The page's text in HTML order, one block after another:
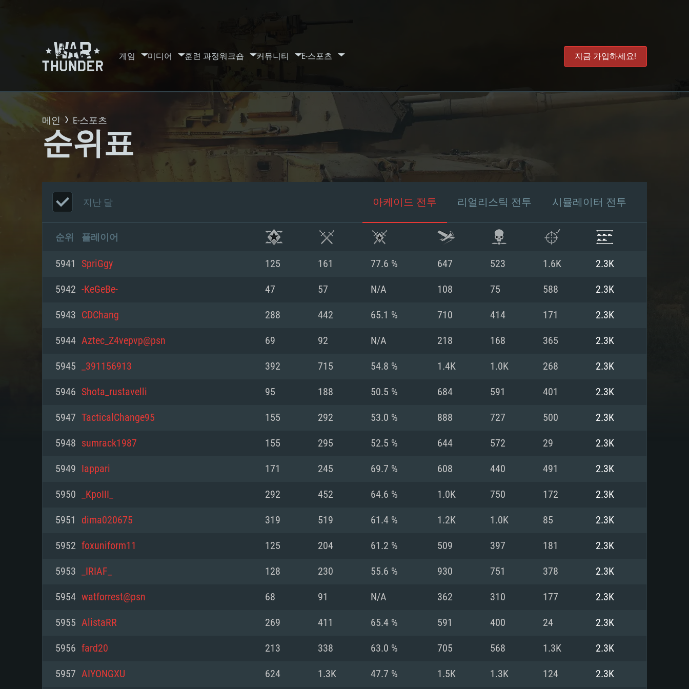
게임 미디어 훈련 과정워크숍 커뮤니티 E-스포츠 지금 가입하세요!
시스템 요구사항
MAC Linux
최소사양
운영체제: Windows 10 (64 bit)
프로세서: 2.2 GHz 듀얼코어 이상
메모리: 4GB
그래픽 카드: DirectX 11 이상을 지원하는 AMD
해상도: 720p
네트워크: 브로드밴드 인터넷
권장 사양
운영체제: Windows 10/11 (64 bit)
프로세서: Intel Core i5 또는 Ryzen 5 3600 이상
메모리: 16 GB 이상
그래픽 카드: DirectX 11 이상을 지원하는 Nvidia
최소사양
운영체제: Mac OS Big Sur 11.0
프로세서: 최소 2.2 GHz의 Core i5 (Intel Xeon 은 지
(Mac), 혹은 이와 비슷한 성능을 가지는 Mac 버전
의 AMD/Nvidia. 최소 해상도: 720p
권장 사양
운영체제: Mac OS Big Sur 11.0
프로세서: Core i7 (Intel Xeon 은 지원하지 않습니
네트워크: 브로드밴드 인터넷
최소사양
운영체제: 64bit Linux 중 최신 버전
프로세서: 2.4 GHz 듀얼코어
메모리: 4 GB
그래픽 카드: Vulkan 을 지원하고, 최신 그래픽 드라
와 동급의 성능을 가지며 최신 그래픽 드라이버를
지원하는 AMD (6개월 미만; 최소사양 지원 해상도
권장 사양
운영체제: Ubuntu 20.04 64bit
프로세서: Intel Core i7
메모리: 16 GB
그래픽 카드: Vulkan 을 지원하고, 최신 그래픽 드라
와 동급의 성능을 가지며 최신 그래픽 드라이버를
지원하는 AMD RX 570 (6개월 미만; 최소사양 지원
메인 E-스포츠
순위표
지난 달 아케이드 전투 리얼리스틱 전투 시뮬레이터 전투
순위 플레이어
5941 SpriGgy 125 161 77.6 % 647 523 1.6K 2.3K
5942 -KeGeBe- 47 57 N/A 108 75 588 2.3K
5943 CDChang 288 442 65.1 % 710 414 171 2.3K
5944 Aztec_Z4vepvp@psn 69 92 N/A 218 168 365 2.3K
5945 _391156913 392 715 54.8 % 1.4K 1.0K 268 2.3K
5946 Shota_rustavelli 95 188 50.5 % 684 591 401 2.3K
5947 TacticalChange95 155 292 53.0 % 888 727 500 2.3K
5948 sumrack1987 155 295 52.5 % 644 572 29 2.3K
5949 Iappari 171 245 69.7 % 608 440 491 2.3K
5950 _KpoIII_ 292 452 64.6 % 1.0K 750 172 2.3K
5951 dima020675 319 519 61.4 % 1.2K 1.0K 85 2.3K
5952 foxuniform11 125 204 61.2 % 509 397 181 2.3K
5953 _IRIAF_ 128 230 55.6 % 930 751 378 2.3K
5954 watforrest@psn 68 91 N/A 362 310 177 2.3K
5955 AlistaRR 269 411 65.4 % 591 400 24 2.3K
5956 fard20 213 338 63.0 % 705 568 1.3K 2.3K
5957 AIYONGXU 624 1.3K 47.7 % 1.5K 1.3K 124 2.3K